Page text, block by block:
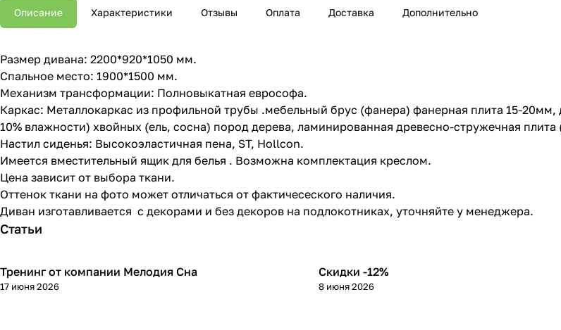
Описание Характеристики Отзывы Оплата Доставка Дополнительно
Размер дивана: 2200*920*1050 мм.
Спальное место: 1900*1500 мм.
Механизм трансформации: Полновыкатная еврософа.
Каркас: Металлокаркас из профильной трубы .мебельный брус (фанера) фанерная плита 15-
10% влажности) хвойных (ель, сосна) пород дерева, ламинированная древесно-стружечная
Настил сиденья: Высокоэластичная пена, ST, Hollcon.
Имеется вместительный ящик для белья . Возможна комплектация креслом.
Цена зависит от выбора ткани.
Оттенок ткани на фото может отличаться от фактичесеского наличия.
Диван изготавливается с декорами и без декоров на подлокотниках, уточняйте у менеджера.
Статьи
Тренинг от компании Мелодия Сна
17 июня 2026
Скидки -12%
8 июня 2026